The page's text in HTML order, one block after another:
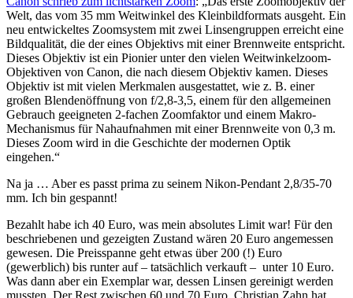
Welt, das vom 35 mm Weitwinkel des Kleinbildformats ausgeht. Ein
neu entwickeltes Zoomsystem mit zwei Linsengruppen erreicht eine
Bildqualität, die der eines Objektivs mit einer Brennweite entspricht.
Dieses Objektiv ist ein Pionier unter den vielen Weitwinkelzoom-
Objektiven von Canon, die nach diesem Objektiv kamen. Dieses
Objektiv ist mit vielen Merkmalen ausgestattet, wie z. B. einer
großen Blendenöffnung von f/2,8-3,5, einem für den allgemeinen
Gebrauch geeigneten 2-fachen Zoomfaktor und einem Makro-
Mechanismus für Nahaufnahmen mit einer Brennweite von 0,3 m.
Dieses Zoom wird in die Geschichte der modernen Optik
eingehen.“
Na ja … Aber es passt prima zu seinem Nikon-Pendant 2,8/35-70
mm. Ich bin gespannt!
Bezahlt habe ich 40 Euro, was mein absolutes Limit war! Für den
beschriebenen und gezeigten Zustand wären 20 Euro angemessen
gewesen. Die Preisspanne geht etwas über 200 (!) Euro
(gewerblich) bis runter auf – tatsächlich verkauft – unter 10 Euro.
Was dann aber ein Exemplar war, dessen Linsen gereinigt werden